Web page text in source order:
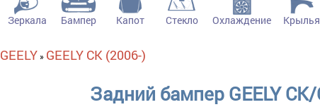
Зеркала Бампер Капот Стекло Охлаждение Крылья
GEELY» GEELY CK (2006-)
Задний бампер GEELY